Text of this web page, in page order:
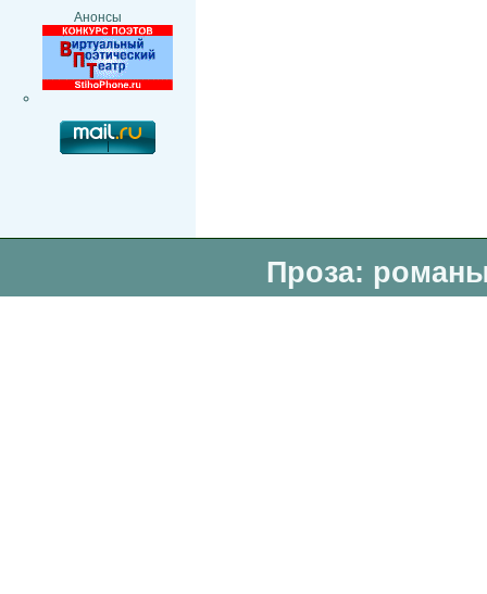
Анонсы
Проза: